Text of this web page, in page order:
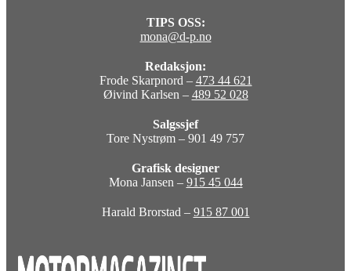
TIPS OSS:
mona@d-p.no
Redaksjon:
Frode Skarpnord – 473 44 621
Øivind Karlsen – 489 52 028
Salgssjef
Tore Nystrøm – 901 49 757
Grafisk designer
Mona Jansen – 915 45 044
Harald Brorstad – 915 87 001